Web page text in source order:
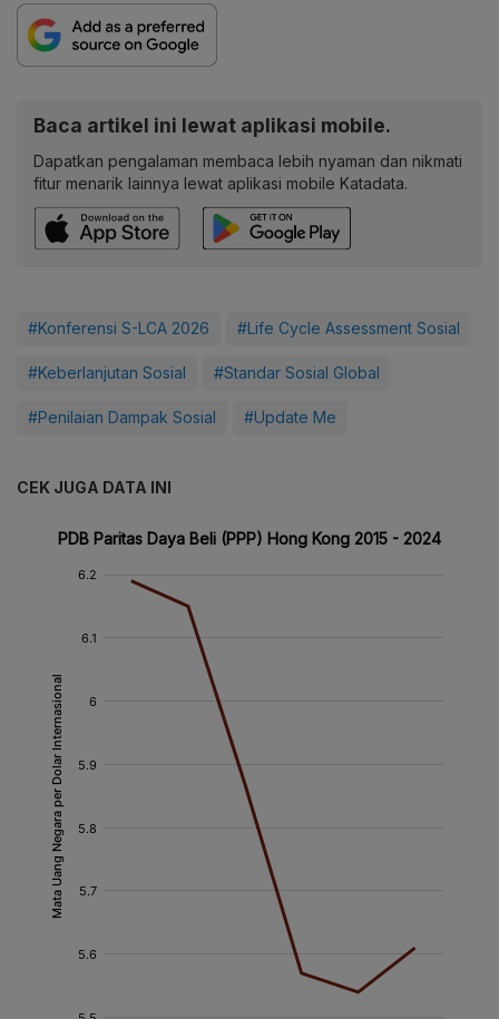
Baca artikel ini lewat aplikasi mobile.
Dapatkan pengalaman membaca lebih nyaman dan nikmati
fitur menarik lainnya lewat aplikasi mobile Katadata.
#Konferensi S-LCA 2026 #Life Cycle Assessment Sosial
#Keberlanjutan Sosial #Standar Sosial Global
#Penilaian Dampak Sosial #Update Me
CEK JUGA DATA INI